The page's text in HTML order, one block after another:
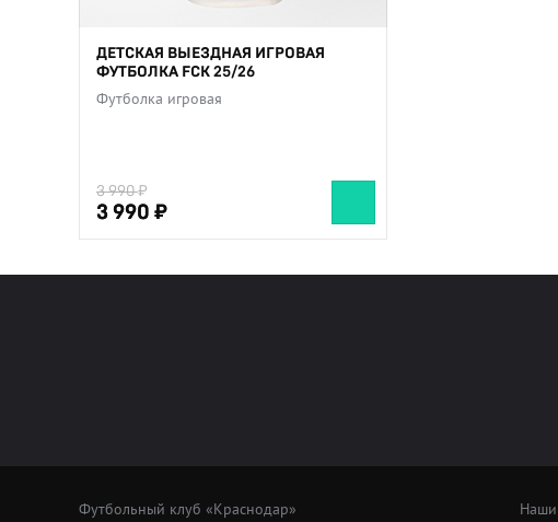
ДЕТСКАЯ ВЫЕЗДНАЯ ИГРОВАЯ
ФУТБОЛКА FCK 25/26
Футболка игровая
3 990
3 990
3 990
Футбольный клуб «Краснодар» Наши